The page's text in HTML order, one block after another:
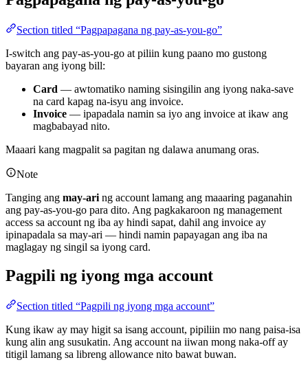
Section titled “Pagpapagana ng pay-as-you-go”
I-switch ang pay-as-you-go at piliin kung paano mo gustong
bayaran ang iyong bill:
Card — awtomatiko naming sisingilin ang iyong naka-save
na card kapag na-isyu ang invoice.
Invoice — ipapadala namin sa iyo ang invoice at ikaw ang
magbabayad nito.
Maaari kang magpalit sa pagitan ng dalawa anumang oras.
Note
Tanging ang may-ari ng account lamang ang maaaring paganahin
ang pay-as-you-go para dito. Ang pagkakaroon ng management
access sa account ng iba ay hindi sapat, dahil ang invoice ay
ipinapadala sa may-ari — hindi namin papayagan ang iba na
maglagay ng singil sa iyong card.
Pagpili ng iyong mga account
Section titled “Pagpili ng iyong mga account”
Kung ikaw ay may higit sa isang account, pipiliin mo nang paisa-isa
kung alin ang susukatin. Ang account na iiwan mong naka-off ay
titigil lamang sa libreng allowance nito bawat buwan.